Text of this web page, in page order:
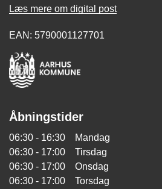
Læs mere om digital post
EAN: 5790001127701
Åbningstider
06:30 - 16:30 Mandag
06:30 - 17:00 Tirsdag
06:30 - 17:00 Onsdag
06:30 - 17:00 Torsdag